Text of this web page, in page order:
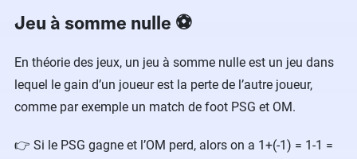
Jeu à somme nulle ⚽
En théorie des jeux, un jeu à somme nulle est un jeu dans
lequel le gain d’un joueur est la perte de l’autre joueur,
comme par exemple un match de foot PSG et OM.
👉 Si le PSG gagne et l’OM perd, alors on a 1+(-1) = 1-1 =